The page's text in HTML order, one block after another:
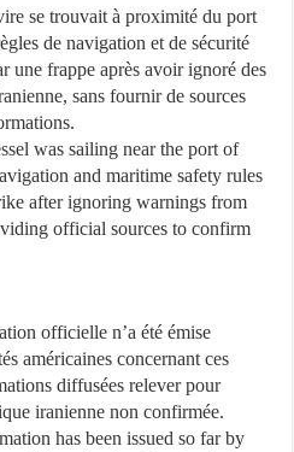
se trouvait à proximité du port
de navigation et de sécurité
une frappe après avoir ignoré des
sans fournir de sources
was sailing near the port of
and maritime safety rules
after ignoring warnings from
official sources to confirm
officielle n’a été émise
américaines concernant ces
diffusées relever pour
iranienne non confirmée.
has been issued so far by